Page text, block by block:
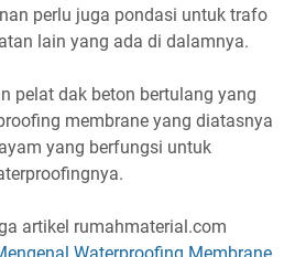
perlu juga pondasi untuk trafo
lain yang ada di dalamnya.
pelat dak beton bertulang yang
membrane yang diatasnya
yang berfungsi untuk
artikel rumahmaterial.com
Waterproofing Membrane